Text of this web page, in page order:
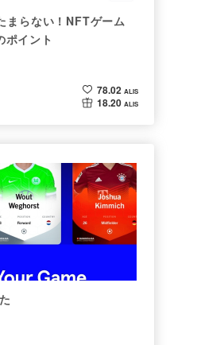
まらない！NFTゲーム
ポイント
78.02 ALIS
18.20 ALIS